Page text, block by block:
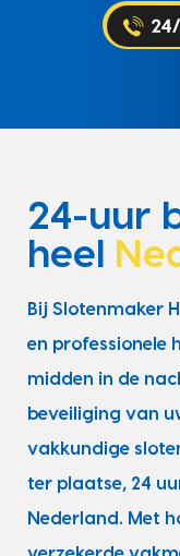
24-uur
heel
Bij Slotenmaker
en professionele
midden in de
beveiliging van
vakkundige
ter plaatse, 24
Nederland. Met